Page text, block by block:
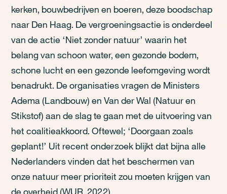
kerken, bouwbedrijven en boeren, deze boodschap
naar Den Haag. De vergroeningsactie is onderdeel
van de actie ‘Niet zonder natuur’ waarin het
belang van schoon water, een gezonde bodem,
schone lucht en een gezonde leefomgeving wordt
benadrukt. De organisaties vragen de Ministers
Adema (Landbouw) en Van der Wal (Natuur en
Stikstof) aan de slag te gaan met de uitvoering van
het coalitieakkoord. Oftewel; ‘Doorgaan zoals
geplant!’ Uit recent onderzoek blijkt dat bijna alle
Nederlanders vinden dat het beschermen van
onze natuur meer prioriteit zou moeten krijgen van
de overheid (WUR, 2022).